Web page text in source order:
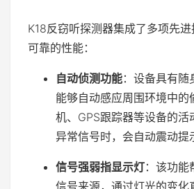
K18反窃听探测器集成了多项先
可靠的性能：
自动侦测功能：设备具有随
能够自动感应周围环境中的
机、GPS跟踪器等设备的活
异常信号时，会自动震动提
信号强弱指显示灯：该功能